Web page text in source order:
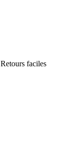
Retours faciles